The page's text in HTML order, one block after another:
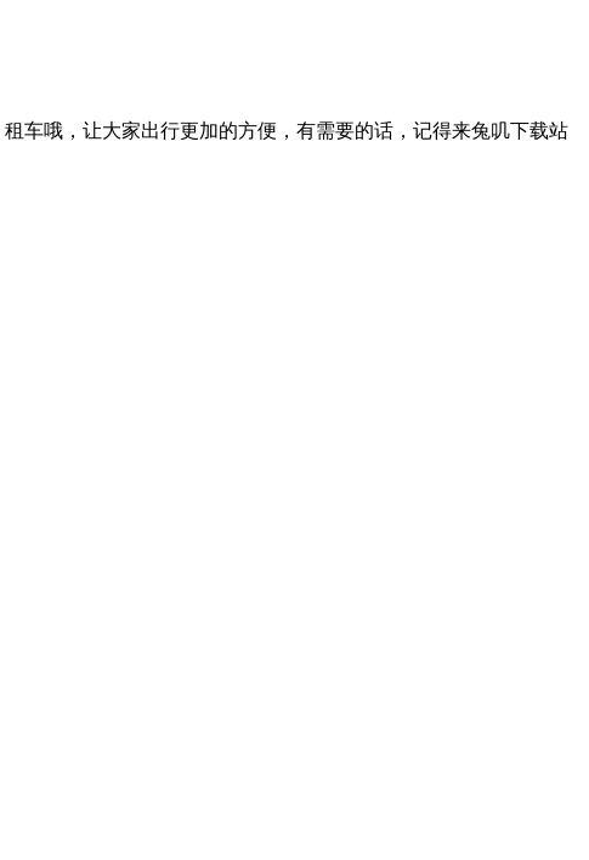
车哦，让大家出行更加的方便，有需要的话，记得来兔叽下载站